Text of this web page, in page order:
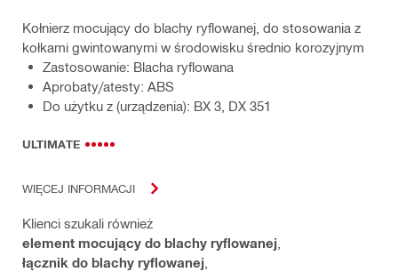
Kołnierz mocujący do blachy ryflowanej, do stosowania z
kołkami gwintowanymi w środowisku średnio korozyjnym
Zastosowanie: Blacha ryflowana
Aprobaty/atesty: ABS
Do użytku z (urządzenia): BX 3, DX 351
ULTIMATE
WIĘCEJ INFORMACJI
Klienci szukali również
element mocujący do blachy ryflowanej
łącznik do blachy ryflowanej